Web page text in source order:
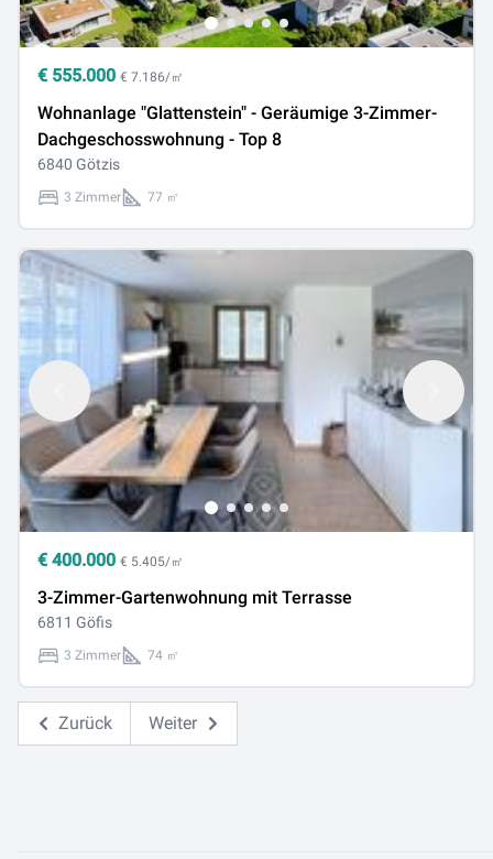
€ 555.000 € 7.186/㎡
Wohnanlage "Glattenstein" - Geräumige 3-Zimmer-
Dachgeschosswohnung - Top 8
6840 Götzis
3 Zimmer 77 ㎡
€ 400.000 € 5.405/㎡
3-Zimmer-Gartenwohnung mit Terrasse
6811 Göfis
3 Zimmer 74 ㎡
Zurück Weiter